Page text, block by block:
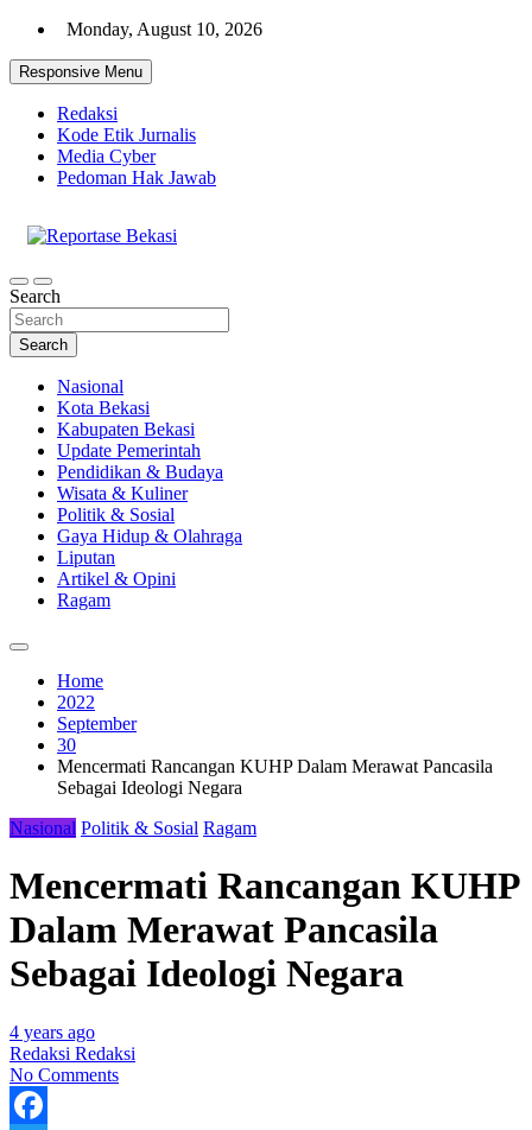
Skip
content
Monday, August 10, 2026
Responsive Menu
Redaksi
Kode Etik Jurnalis
Media Cyber
Pedoman Hak Jawab
Reportase Bekasi
Cakrawala Informasi Warga Bekasi
Search
Search
Nasional
Kota Bekasi
Kabupaten Bekasi
Update Pemerintah
Pendidikan & Budaya
Wisata & Kuliner
Politik & Sosial
Gaya Hidup & Olahraga
Liputan
Artikel & Opini
Ragam
Home
2022
September
30
Mencermati Rancangan KUHP Dalam Merawat Pancasila
Sebagai Ideologi Negara
Nasional Politik & Sosial Ragam
Mencermati Rancangan KUHP
Dalam Merawat Pancasila
Sebagai Ideologi Negara
4 years ago
Redaksi Redaksi
No Comments